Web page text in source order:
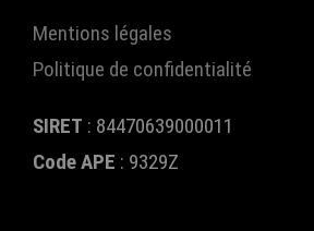
Mentions légales
Politique de confidentialité
SIRET : 84470639000011
Code APE : 9329Z